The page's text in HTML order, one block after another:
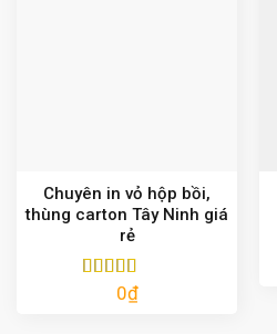
Chuyên in vỏ hộp bồi,
thùng carton Tây Ninh giá
rẻ
Được xếp
0₫